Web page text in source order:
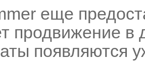
еще
продвижение в
появляются